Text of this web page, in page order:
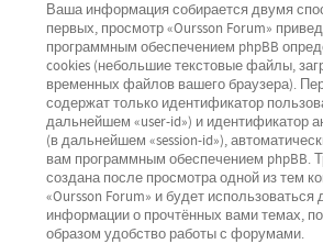
Ваша информация собирается двумя
первых, просмотр «Oursson Forum»
программным обеспечением phpBB
cookies (небольшие текстовые файлы,
временных файлов вашего браузера).
содержат только идентификатор
дальнейшем «user-id») и идентификатор
(в дальнейшем «session-id»),
вам программным обеспечением phpBB.
создана после просмотра одной из тем
«Oursson Forum» и будет использоваться
информации о прочтённых вами темах,
образом удобство работы с форумами.